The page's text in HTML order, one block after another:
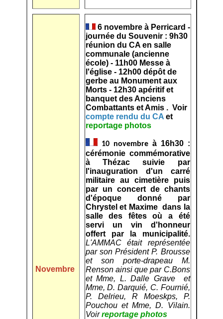
Novembre
6 novembre à Perricard -
journée du Souvenir : 9h30
réunion du CA en salle
communale (ancienne
école) - 11h00 Messe à
l'église - 12h00 dépôt de
gerbe au Monument aux
Morts - 12h30 apéritif et
banquet des Anciens
Combattants et Amis . Voir
compte rendu du CA et
reportage photos
10 novembre à 16h30 :
cérémonie commémorative
à Thézac suivie par
l'inauguration d'un carré
militaire au cimetière puis
par un concert de chants
d'époque donné par
Chrystel et Maxime dans la
salle des fêtes où a été
servi un vin d'honneur
offert par la municipalité.
L'AMMAC était représentée
par son Président P. Brousse
et son porte-drapeau M.
Renson ainsi que par C.Bons
et Mme, L. Dalle Grave et
Mme, D. Darquié, C. Fournié,
P. Delrieu, R Moeskps, P.
Pouchou et Mme, D. Vilain.
Voirreportage photos